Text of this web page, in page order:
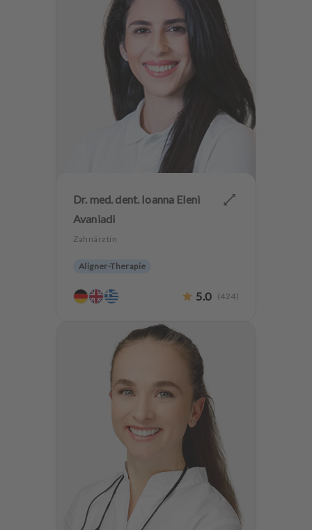
Dr. med. dent. Ioanna Eleni
Avaniadi
Zahnärztin
Aligner-Therapie
Endodontologie
Ästhetische Zahnheilkunde
Hochwertiger Zahnersatz
Alterszahnheilkunde
Mikrobiol. Therapie
Zahnerhaltung
Angstpatienten
5.0 (424)